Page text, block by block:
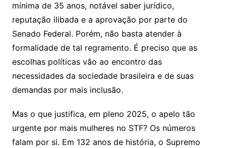
mínima de 35 anos, notável saber jurídico,
reputação ilibada e a aprovação por parte do
Senado Federal. Porém, não basta atender à
formalidade de tal regramento. É preciso que as
escolhas políticas vão ao encontro das
necessidades da sociedade brasileira e de suas
demandas por mais inclusão.
Mas o que justifica, em pleno 2025, o apelo tão
urgente por mais mulheres no STF? Os números
falam por si. Em 132 anos de história, o Supremo